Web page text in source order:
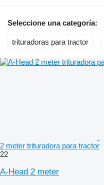
Seleccione una categoría:
trituradoras para tractor
2 meter trituradora para tractor
22
A-Head 2 meter